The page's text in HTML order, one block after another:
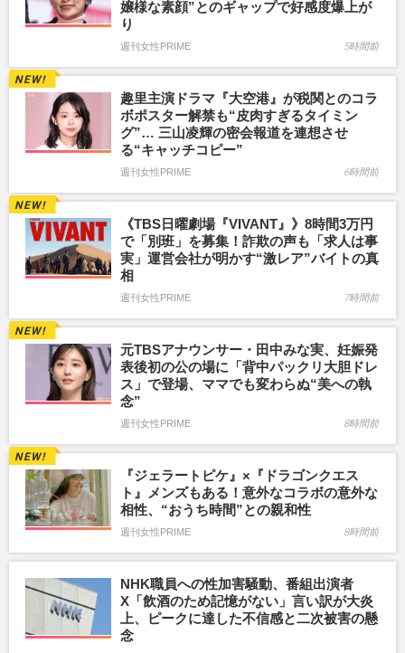
嬢様な素顔”とのギャップで好感度爆上が
り
週刊女性PRIME 5時間前
趣里主演ドラマ『大空港』が税関とのコラ
ボポスター解禁も“皮肉すぎるタイミン
グ”… 三山凌輝の密会報道を連想させ
る“キャッチコピー”
週刊女性PRIME 6時間前
《TBS日曜劇場『VIVANT』》8時間3万円
で「別班」を募集！詐欺の声も「求人は事
実」運営会社が明かす“激レア”バイトの真
相
週刊女性PRIME 7時間前
元TBSアナウンサー・田中みな実、妊娠発
表後初の公の場に「背中パックリ大胆ドレ
ス」で登場、ママでも変わらぬ“美への執
念”
週刊女性PRIME 8時間前
『ジェラートピケ』×『ドラゴンクエス
ト』メンズもある！意外なコラボの意外な
相性、“おうち時間”との親和性
週刊女性PRIME 8時間前
NHK職員への性加害騒動、番組出演者
X「飲酒のため記憶がない」言い訳が大炎
上、ピークに達した不信感と二次被害の懸
念